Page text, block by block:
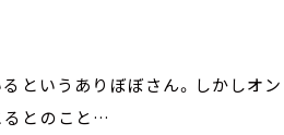
というありぼぼさん。しかしオン
るとのこと…